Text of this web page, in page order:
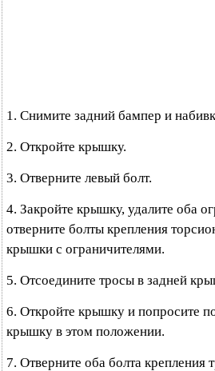
1. Снимите задний бампер и
2. Откройте крышку.
3. Отверните левый болт.
4. Закройте крышку, удалите оба
отверните болты крепления
крышки с ограничителями.
5. Отсоедините тросы в задней
6. Откройте крышку и попросите
крышку в этом положении.
7. Отверните оба болта крепления